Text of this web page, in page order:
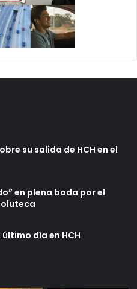
su salida de HCH en el
en plena boda por el
día en HCH